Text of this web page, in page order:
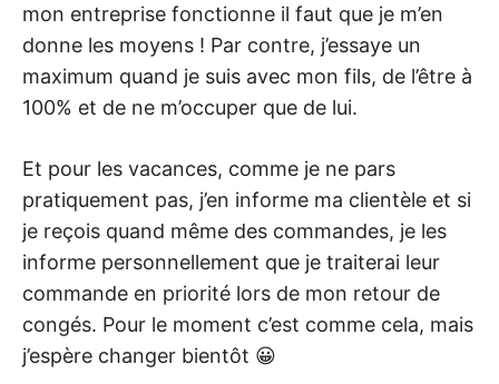
mon entreprise fonctionne il faut que je m’en
donne les moyens ! Par contre, j’essaye un
maximum quand je suis avec mon fils, de l’être à
100% et de ne m’occuper que de lui.
Et pour les vacances, comme je ne pars
pratiquement pas, j’en informe ma clientèle et si
je reçois quand même des commandes, je les
informe personnellement que je traiterai leur
commande en priorité lors de mon retour de
congés. Pour le moment c’est comme cela, mais
j’espère changer bientôt 😀